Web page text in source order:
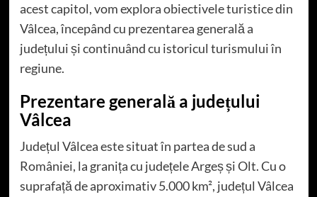
acest capitol, vom explora obiectivele turistice din
Vâlcea, începând cu prezentarea generală a
județului și continuând cu istoricul turismului în
regiune.
Prezentare generală a județului
Vâlcea
Județul Vâlcea este situat în partea de sud a
României, la granița cu județele Argeș și Olt. Cu o
suprafață de aproximativ 5.000 km², județul Vâlcea